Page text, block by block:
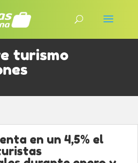
turismo
en un 4,5% el